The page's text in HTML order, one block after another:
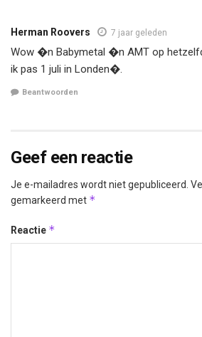
Herman Roovers 7 jaar geleden
Wow �n Babymetal �n AMT op
ik pas 1 juli in Londen�.
Beantwoorden
Geef een reactie
Je e-mailadres wordt niet gepubliceerd.
gemarkeerd met *
Reactie *